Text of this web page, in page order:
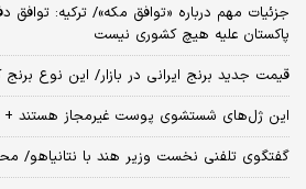
جزئیات مهم درباره «توافق مکه»/ ترکیه‌: توافق
پاکستان علیه هیچ کشوری نیست
قیمت جدید برنج ایرانی در بازار/ این نوع برنج کیلویی 595
این ژل‌های شستشوی پوست غیرمجاز هستند +
گفتگوی تلفنی نخست وزیر هند با نتانیاهو/